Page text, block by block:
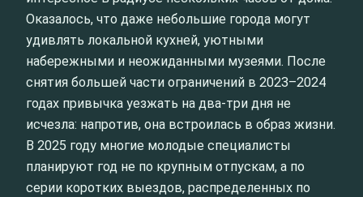
Оказалось, что даже небольшие города могут
удивлять локальной кухней, уютными
набережными и неожиданными музеями. После
снятия большей части ограничений в 2023–2024
годах привычка уезжать на два-три дня не
исчезла: напротив, она встроилась в образ жизни.
В 2025 году многие молодые специалисты
планируют год не по крупным отпускам, а по
серии коротких выездов, распределенных по